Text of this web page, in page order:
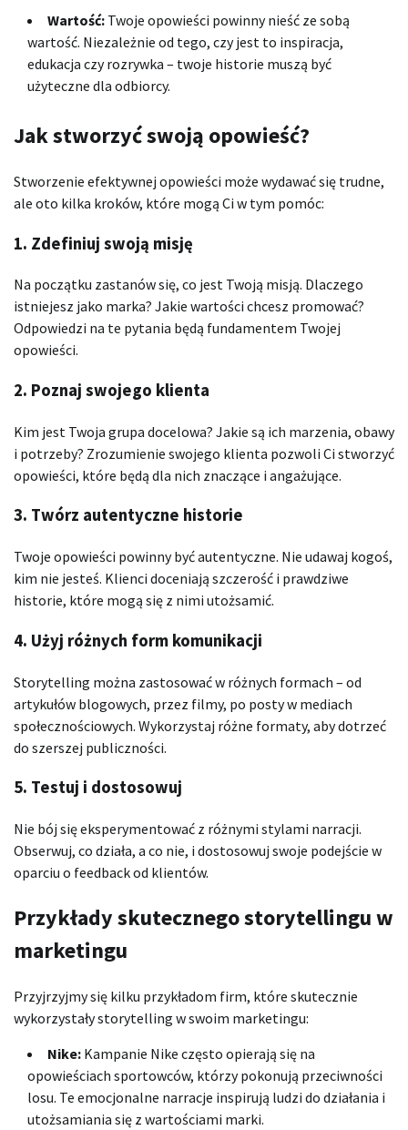
Wartość: Twoje opowieści powinny nieść ze sobą
wartość. Niezależnie od tego, czy jest to inspiracja,
edukacja czy rozrywka – twoje historie muszą być
użyteczne dla odbiorcy.
Jak stworzyć swoją opowieść?
Stworzenie efektywnej opowieści może wydawać się trudne,
ale oto kilka kroków, które mogą Ci w tym pomóc:
1. Zdefiniuj swoją misję
Na początku zastanów się, co jest Twoją misją. Dlaczego
istniejesz jako marka? Jakie wartości chcesz promować?
Odpowiedzi na te pytania będą fundamentem Twojej
opowieści.
2. Poznaj swojego klienta
Kim jest Twoja grupa docelowa? Jakie są ich marzenia, obawy
i potrzeby? Zrozumienie swojego klienta pozwoli Ci stworzyć
opowieści, które będą dla nich znaczące i angażujące.
3. Twórz autentyczne historie
Twoje opowieści powinny być autentyczne. Nie udawaj kogoś,
kim nie jesteś. Klienci doceniają szczerość i prawdziwe
historie, które mogą się z nimi utożsamić.
4. Użyj różnych form komunikacji
Storytelling można zastosować w różnych formach – od
artykułów blogowych, przez filmy, po posty w mediach
społecznościowych. Wykorzystaj różne formaty, aby dotrzeć
do szerszej publiczności.
5. Testuj i dostosowuj
Nie bój się eksperymentować z różnymi stylami narracji.
Obserwuj, co działa, a co nie, i dostosowuj swoje podejście w
oparciu o feedback od klientów.
Przykłady skutecznego storytellingu w
marketingu
Przyjrzyjmy się kilku przykładom firm, które skutecznie
wykorzystały storytelling w swoim marketingu:
Nike: Kampanie Nike często opierają się na
opowieściach sportowców, którzy pokonują przeciwności
losu. Te emocjonalne narracje inspirują ludzi do działania i
utożsamiania się z wartościami marki.